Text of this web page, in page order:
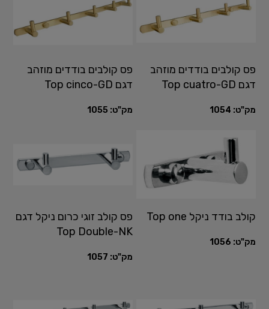
פס קולבים בודדים מוזהב
דגם Top cuatro-GD
מק"ט: 1054
פס קולבים בודדים מוזהב
דגם Top cinco-GD
מק"ט: 1055
קולב בודד ניקל Top one
מק"ט: 1056
פס קולב זוגי כרום ניקל דגם
Top Double-NK
מק"ט: 1057